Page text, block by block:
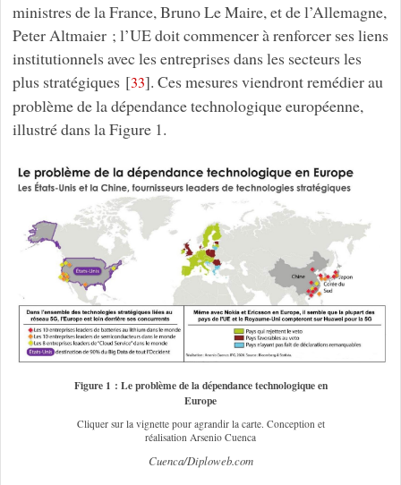
ministres de la France, Bruno Le Maire, et de l’Allemagne,
Peter Altmaier ; l’UE doit commencer à renforcer ses liens
institutionnels avec les entreprises dans les secteurs les
plus stratégiques [33]. Ces mesures viendront remédier au
problème de la dépendance technologique européenne,
illustré dans la Figure 1.
Figure 1 : Le problème de la dépendance technologique en
Europe
Cliquer sur la vignette pour agrandir la carte. Conception et
réalisation Arsenio Cuenca
Cuenca/Diploweb.com